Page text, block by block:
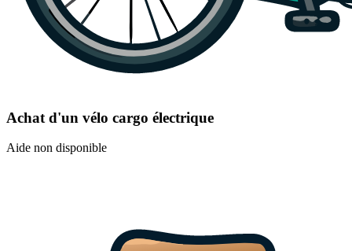
Achat d'un vélo cargo électrique
Aide non disponible